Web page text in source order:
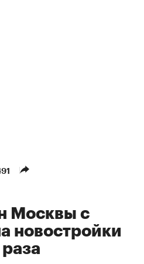
Москвы с
новостройки